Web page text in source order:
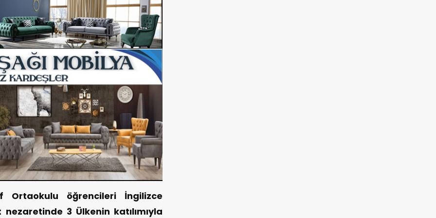
Ortaokulu öğrencileri İngilizce
3 Ülkenin katılımıyla